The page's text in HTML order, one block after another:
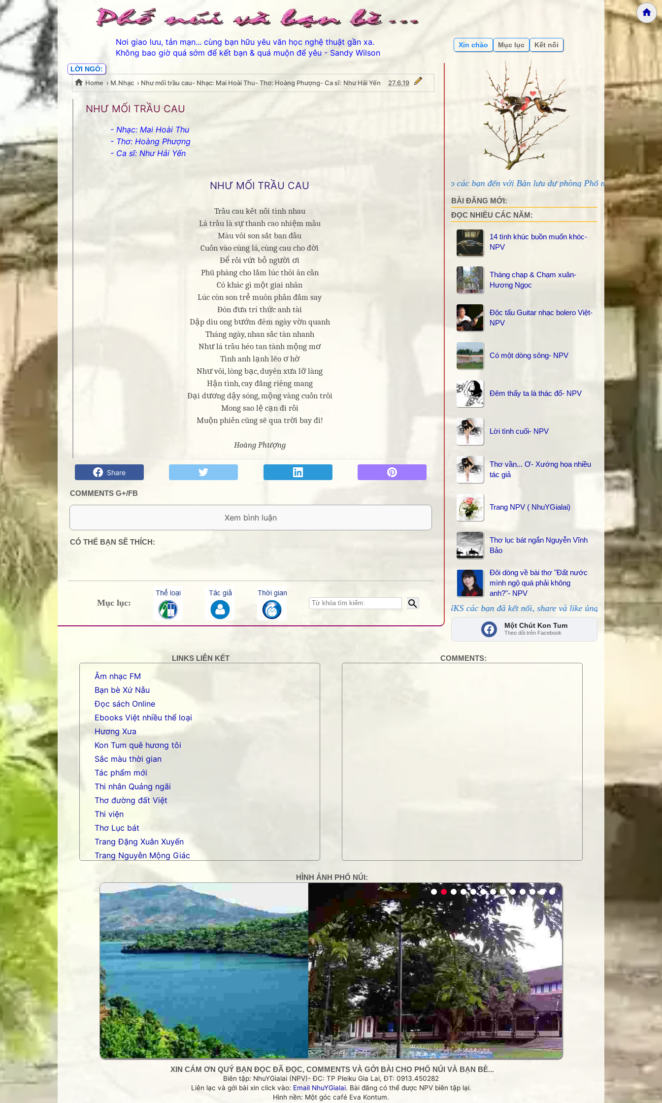
Nơi giao lưu, tản mạn... cùng bạn hữu yêu văn học nghệ thuật gần xa.
Không bao giờ quá sớm để kết bạn & quá muộn để yêu - Sandy Wilson
LỜI NGỎ:
Home › M.Nhạc › Như mối trầu cau- Nhạc: Mai Hoài Thu- Thơ: Hoàng Phượng- Ca sĩ: Như Hải Yến 27.6.19
Như mối trầu cau- Nhạc: Mai Hoài Thu- Thơ: Hoàng Phượng- Ca sĩ: Như Hải Yến
NHƯ MỐI TRẦU CAU
- Nhạc: Mai Hoài Thu
- Thơ: Hoàng Phượng
- Ca sĩ: Như Hải Yến
NHƯ MỐI TRẦU CAU
Trầu cau kết nối tình nhau
Lá trầu là sự thanh cao nhiệm mầu
Màu vôi son sắt ban đầu
Cuốn vào cùng lá, cùng cau cho đời
Để rồi vứt bỏ người ơi
Phũ phàng cho lắm lúc thôi ân cần
Có khác gì một giai nhân
Lúc còn son trẻ muôn phần đắm say
Đón đưa trí thức anh tài
Dập dìu ong bướm đêm ngày vờn quanh
Tháng ngày, nhan sắc tàn nhanh
Như lá trầu héo tan tành mộng mơ
Tình anh lạnh lẽo ơ hờ
Như vôi, lòng bạc, duyên xưa lỡ làng
Hận tình, cay đắng riêng mang
Đại dương dậy sóng, mộng vàng cuốn trôi
Mong sao lệ cạn đi rồi
Muộn phiền cũng sẽ qua trời bay đi!
Hoàng Phượng
Như mối trầu cau- Nhạc: Mai Hoài Thu- Thơ: Hoàng Phượng- Ca sĩ: Như Hải Yến - Góc kỷ niệm Phố núi và bạn bè. Chút gì để nhớ!
Share
COMMENTS G+/FB
0 Comment:
CÓ THỂ BẠN SẼ THÍCH:
Mục lục:
Xin chào Mục lục Kết nối
Thân ái chào các bạn đến với Bản lưu dự phòng Phố núi và bạn bè...
BÀI ĐĂNG MỚI:
ĐỌC NHIỀU CÁC NĂM:
14 tình khúc buồn muốn khóc-
NPV
Tháng chạp & Chạm xuân-
Hương Ngọc
Độc tấu Guitar nhạc bolero Việt-
NPV
Có một dòng sông- NPV
Đêm thấy ta là thác đổ- NPV
Lời tình cuối- NPV
Thơ vần... Ơ- Xướng họa nhiều
tác giả
Trang NPV ( NhuYGialai)
Thơ lục bát ngắn Nguyễn Vĩnh
Bảo
Đôi dòng về bài thơ "Đất nước
mình ngộ quá phải không
anh?"- NPV
THANKS các bạn đã kết nối, share và like ủng hộ!
Một Chút Kon Tum
Theo dõi trên Facebook
LINKS LIÊN KẾT
Âm nhạc FM
Bạn bè Xứ Nẫu
Đọc sách Online
Ebooks Việt nhiều thể loại
Hương Xưa
Kon Tum quê hương tôi
Sắc màu thời gian
Tác phẩm mới
Thi nhân Quảng ngãi
Thơ đường đất Việt
Thi viện
Thơ Lục bát
Trang Đặng Xuân Xuyến
Trang Nguyễn Mộng Giác
Trang nhạc Võ Tá Hân
Trang Phạm Duy
Trang thơ Hoàng Nguyên Chương
Trang thơ Thụy Du
Trang thơ+ Luân Hoán
Trang VHNT Thanh niên
Truyện.com
Văn chương Việt
COMMENTS:
HÌNH ẢNH PHỐ NÚI:
XIN CÁM ƠN QUÝ BẠN ĐỌC ĐÃ ĐỌC, COMMENTS VÀ GỞI BÀI CHO PHỐ NÚI VÀ BẠN BÈ...
Biên tập: NhuYGialai (NPV)- ĐC: TP Pleiku Gia Lai, ĐT: 0913.450282
Liên lạc và gởi bài xin click vào: Email NhuYGialai. Bài đăng có thể được NPV biên tập lại.
Hình nền: Một góc café Eva Kontum.